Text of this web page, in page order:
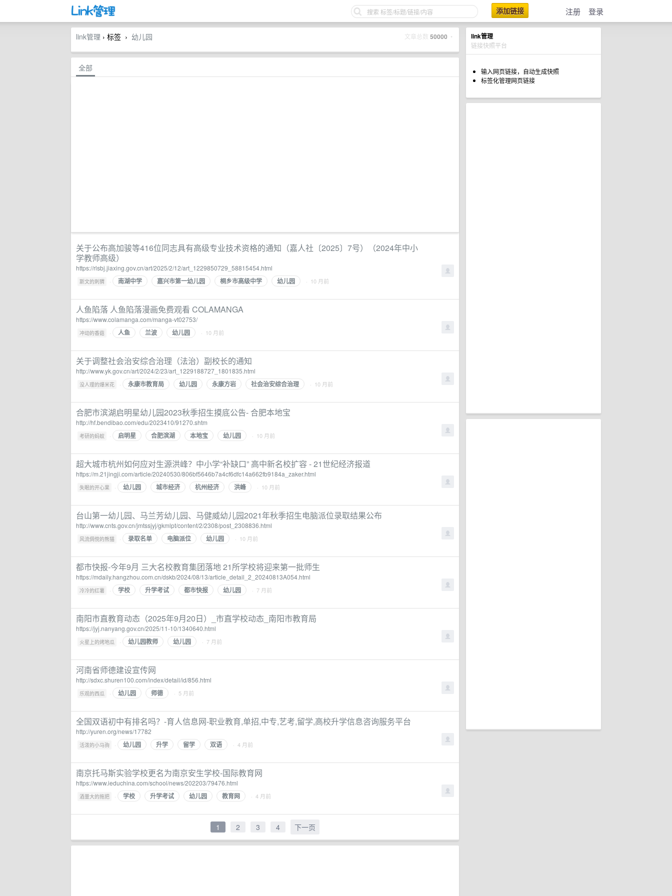
添加链接 注册 登录
link管理
链接快照平台
输入网页链接，自动生成快照
标签化管理网页链接
文章总数 50000 •
link管理 › 标签 › 幼儿园
全部
关于公布高加骏等416位同志具有高级专业技术资格的通知（嘉人社〔2025〕7号）（2024年中小
学教师高级）
https://rlsbj.jiaxing.gov.cn/art/2025/2/12/art_1229850729_58815454.html
斯文的刺猬 · 南湖中学 嘉兴市第一幼儿园 桐乡市高级中学 幼儿园 · 10 月前
人鱼陷落 人鱼陷落漫画免费观看 COLAMANGA
https://www.colamanga.com/manga-vt02753/
冲动的香菇 · 人鱼 兰波 幼儿园 · 10 月前
关于调整社会治安综合治理（法治）副校长的通知
http://www.yk.gov.cn/art/2024/2/23/art_1229188727_1801835.html
没人理的爆米花 · 永康市教育局 幼儿园 永康方岩 社会治安综合治理 · 10 月前
合肥市滨湖启明星幼儿园2023秋季招生摸底公告- 合肥本地宝
http://hf.bendibao.com/edu/2023410/91270.shtm
考研的蚂蚁 · 启明星 合肥滨湖 本地宝 幼儿园 · 10 月前
超大城市杭州如何应对生源洪峰？中小学“补缺口” 高中新名校扩容 - 21世纪经济报道
https://m.21jingji.com/article/20240530/806bf5646b7a4cf6dfc14a662fb9184a_zaker.html
失眠的开心果 · 幼儿园 城市经济 杭州经济 洪峰 · 10 月前
台山第一幼儿园、马兰芳幼儿园、马健威幼儿园2021年秋季招生电脑派位录取结果公布
http://www.cnts.gov.cn/jmtssjyj/gkmlpt/content/2/2308/post_2308836.html
风流倜傥的熊猫 · 录取名单 电脑派位 幼儿园 · 10 月前
都市快报-今年9月 三大名校教育集团落地 21所学校将迎来第一批师生
https://mdaily.hangzhou.com.cn/dskb/2024/08/13/article_detail_2_20240813A054.html
冷冷的红薯 · 学校 升学考试 都市快报 幼儿园 · 7 月前
南阳市直教育动态（2025年9月20日）_市直学校动态_南阳市教育局
https://jyj.nanyang.gov.cn/2025/11-10/1340640.html
火星上的烤地瓜 · 幼儿园教师 幼儿园 · 7 月前
河南省师德建设宣传网
http://sdxc.shuren100.com/index/detail/id/856.html
乐观的西瓜 · 幼儿园 师德 · 5 月前
全国双语初中有排名吗？-育人信息网-职业教育,单招,中专,艺考,留学,高校升学信息咨询服务平台
http://yuren.org/news/17782
活泼的小马驹 · 幼儿园 升学 留学 双语 · 4 月前
南京托马斯实验学校更名为南京安生学校-国际教育网
https://www.ieduchina.com/school/news/202203/79476.html
酒量大的拖把 · 学校 升学考试 幼儿园 教育网 · 4 月前
1 2 3 4 下一页